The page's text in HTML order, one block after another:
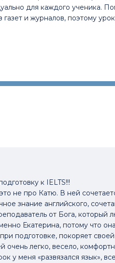
для каждого ученика.
и журналов, поэтому
к IELTS!!!
не про Катю. В ней
знание английского,
от Бога, который
Екатерина, потому что
подготовке, покоряет своей
легко, весело,
меня «развязался язык»,